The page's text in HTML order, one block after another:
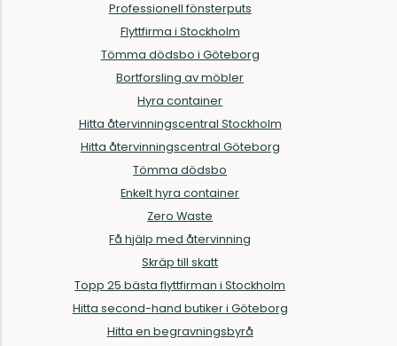
Professionell fönsterputs
Flyttfirma i Stockholm
Tömma dödsbo i Göteborg
Bortforsling av möbler
Hyra container
Hitta återvinningscentral Stockholm
Hitta återvinningscentral Göteborg
Tömma dödsbo
Enkelt hyra container
Zero Waste
Få hjälp med återvinning
Skräp till skatt
Topp 25 bästa flyttfirman i Stockholm
Hitta second-hand butiker i Göteborg
Hitta en begravningsbyrå